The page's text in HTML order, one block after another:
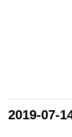
2019-07-